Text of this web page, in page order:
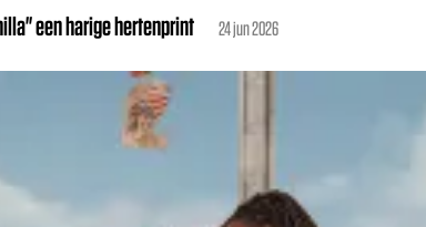
een harige hertenprint 24 jun 2026